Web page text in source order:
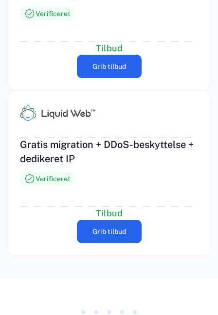
Verificeret
Tilbud
Grib tilbud
Gratis migration + DDoS-beskyttelse +
dedikeret IP
Verificeret
Tilbud
Grib tilbud